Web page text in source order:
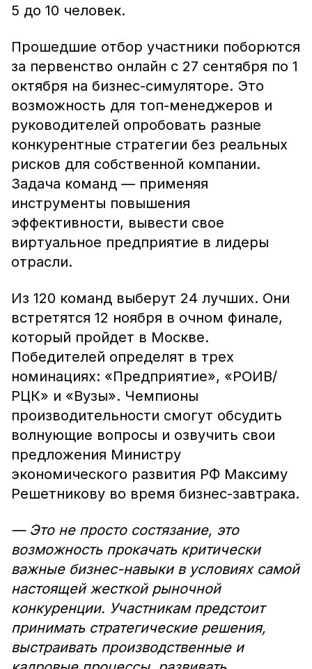
5 до 10 человек.
Прошедшие отбор участники поборются
за первенство онлайн с 27 сентября по 1
октября на бизнес-симуляторе. Это
возможность для топ-менеджеров и
руководителей опробовать разные
конкурентные стратегии без реальных
рисков для собственной компании.
Задача команд — применяя
инструменты повышения
эффективности, вывести свое
виртуальное предприятие в лидеры
отрасли.
Из 120 команд выберут 24 лучших. Они
встретятся 12 ноября в очном финале,
который пройдет в Москве.
Победителей определят в трех
номинациях: «Предприятие», «РОИВ/
РЦК» и «Вузы». Чемпионы
производительности смогут обсудить
волнующие вопросы и озвучить свои
предложения Министру
экономического развития РФ Максиму
Решетникову во время бизнес-завтрака.
— Это не просто состязание, это
возможность прокачать критически
важные бизнес-навыки в условиях самой
настоящей жесткой рыночной
конкуренции. Участникам предстоит
принимать стратегические решения,
выстраивать производственные и